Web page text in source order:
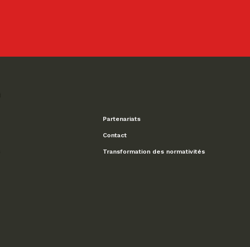
Partenariats
Contact
Transformation des normativités